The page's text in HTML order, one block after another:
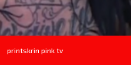
printskrin pink tv